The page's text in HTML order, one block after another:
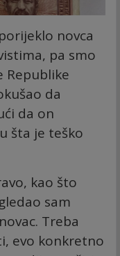
novca
pa smo
Republike
da
da on
šta je teško
kao što
sam
Treba
evo konkretno